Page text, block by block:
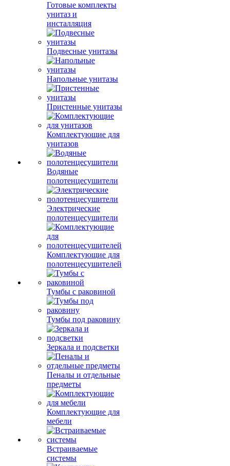
Готовые комплекты
унитаз и
инсталляция
Подвесные унитазы
Напольные унитазы
Пристенные унитазы
Комплектующие для
унитазов
Водяные
полотенцесушители
Электрические
полотенцесушители
Комплектующие для
полотенцесушителей
Тумбы с раковиной
Тумбы под раковину
Зеркала и подсветки
Пеналы и отдельные
предметы
Комплектующие для
мебели
Встраиваемые
системы